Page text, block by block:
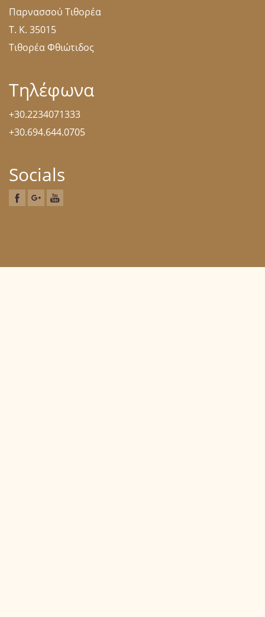
Παρνασσού Τιθορέα
Τ. Κ. 35015
Τιθορέα Φθιώτιδος
Τηλέφωνα
+30.2234071333
+30.694.644.0705
Socials